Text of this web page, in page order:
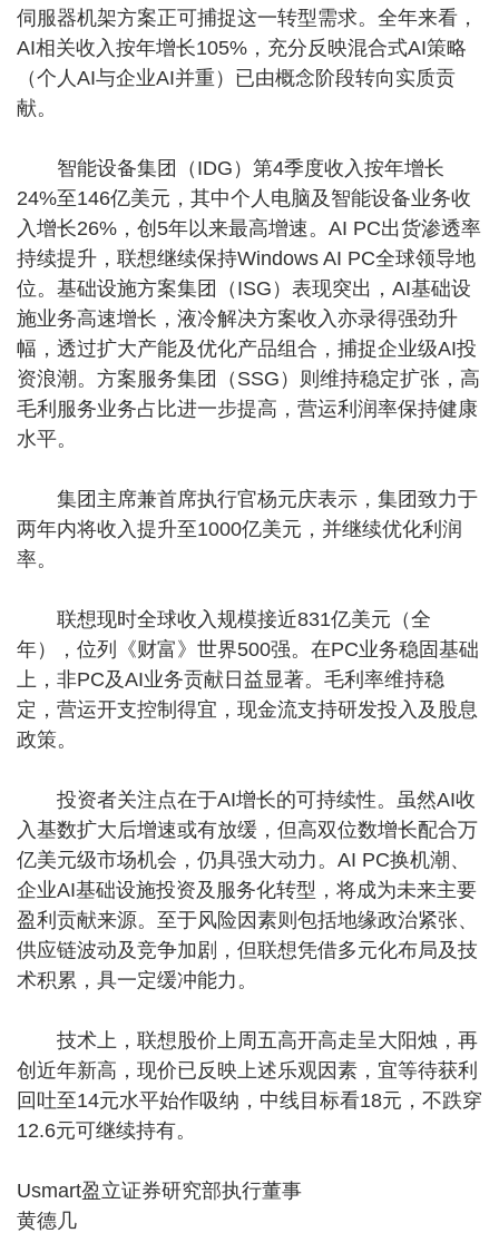
伺服器机架方案正可捕捉这一转型需求。全年来看，
AI相关收入按年增长105%，充分反映混合式AI策略
（个人AI与企业AI并重）已由概念阶段转向实质贡
献。
智能设备集团（IDG）第4季度收入按年增长
24%至146亿美元，其中个人电脑及智能设备业务收
入增长26%，创5年以来最高增速。AI PC出货渗透率
持续提升，联想继续保持Windows AI PC全球领导地
位。基础设施方案集团（ISG）表现突出，AI基础设
施业务高速增长，液冷解决方案收入亦录得强劲升
幅，透过扩大产能及优化产品组合，捕捉企业级AI投
资浪潮。方案服务集团（SSG）则维持稳定扩张，高
毛利服务业务占比进一步提高，营运利润率保持健康
水平。
集团主席兼首席执行官杨元庆表示，集团致力于
两年内将收入提升至1000亿美元，并继续优化利润
率。
联想现时全球收入规模接近831亿美元（全
年），位列《财富》世界500强。在PC业务稳固基础
上，非PC及AI业务贡献日益显著。毛利率维持稳
定，营运开支控制得宜，现金流支持研发投入及股息
政策。
投资者关注点在于AI增长的可持续性。虽然AI收
入基数扩大后增速或有放缓，但高双位数增长配合万
亿美元级市场机会，仍具强大动力。AI PC换机潮、
企业AI基础设施投资及服务化转型，将成为未来主要
盈利贡献来源。至于风险因素则包括地缘政治紧张、
供应链波动及竞争加剧，但联想凭借多元化布局及技
术积累，具一定缓冲能力。
技术上，联想股价上周五高开高走呈大阳烛，再
创近年新高，现价已反映上述乐观因素，宜等待获利
回吐至14元水平始作吸纳，中线目标看18元，不跌穿
12.6元可继续持有。
Usmart盈立证券研究部执行董事
黄德几